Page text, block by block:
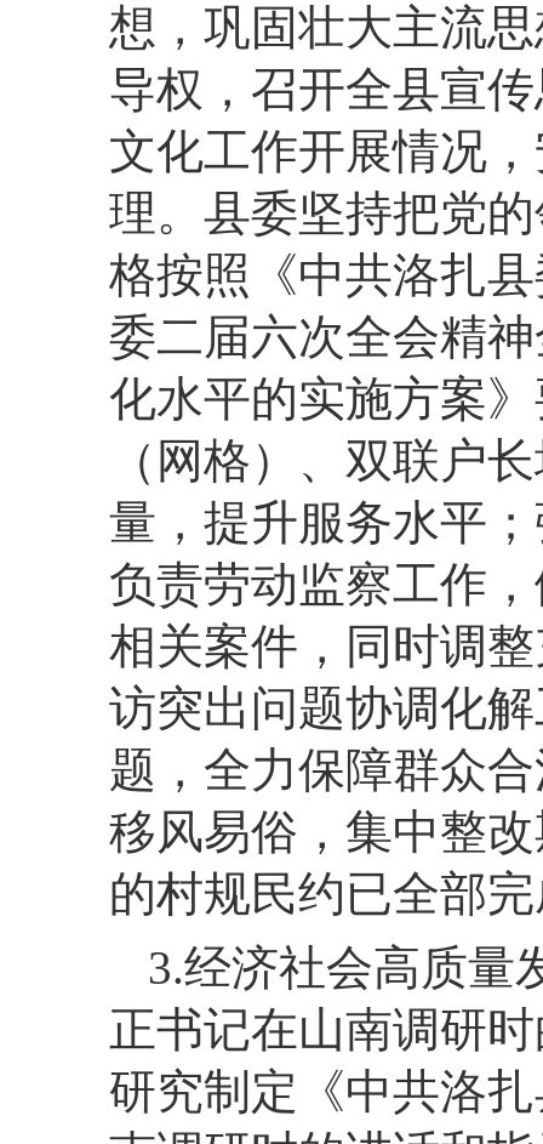
想，巩固壮大主流
导权，召开全县宣
文化工作开展情况
理。县委坚持把党
格按照《中共洛扎
委二届六次全会精
化水平的实施方案
（网格）、双联户
量，提升服务水平
负责劳动监察工作
相关案件，同时调
访突出问题协调化
题，全力保障群众
移风易俗，集中整
的村规民约已全部
3.经济社会高质量
正书记在山南调研
研究制定《中共洛